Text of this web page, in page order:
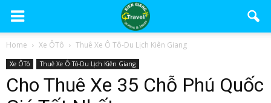
Home Xe ÔTô Thuê Xe Ô Tô-Du Lịch Kiên Giang
Xe ÔTô Thuê Xe Ô Tô-Du Lịch Kiên Giang
Cho Thuê Xe 35 Chỗ Phú Quốc